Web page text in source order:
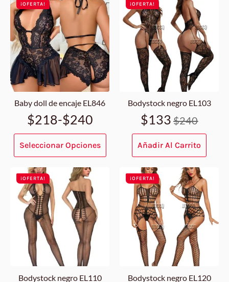
¡OFERTA!
Baby doll de encaje EL846
$218-$240
Rango
de
precios:
desde
$218
hasta
$240
Seleccionar Opciones
producto
múltiples
variantes.
Las
opciones
pueden
elegir
página
¡OFERTA!
Bodystock negro EL103
$240
Original
price
was:
$240.
$133Current
price
is:
$133.
Añadir Al Carrito
¡OFERTA!
Bodystock negro EL110
¡OFERTA!
Bodystock negro EL120